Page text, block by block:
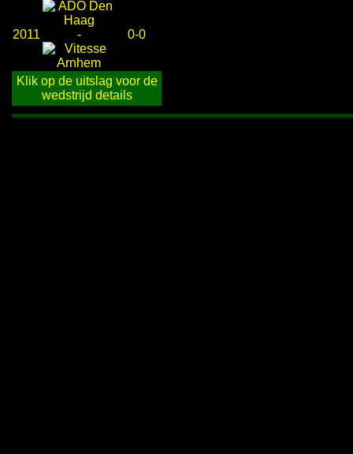
2011 - 0-0
Klik op de uitslag voor de
wedstrijd details